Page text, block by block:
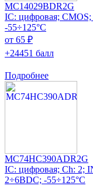
MC14029BDR2G
IC: цифровая;
-55÷125°C
от 65 ₽
+24451 балл
Подробнее
MC74HC390ADR2G
IC: цифровая; Ch: 2;
2÷6ВDC; -55÷125°C